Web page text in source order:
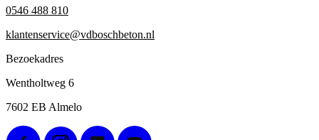
0546 488 810
klantenservice@vdboschbeton.nl
Bezoekadres
Wentholtweg 6
7602 EB Almelo